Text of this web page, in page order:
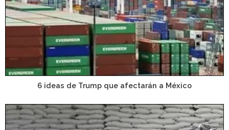
6 ideas de Trump que afectarán a México